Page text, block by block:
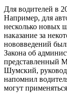
Для водителей в
Например, для
несколько новых
наказание за
нововведений
Закона об
представленный
Шумский,
напомнил
могут